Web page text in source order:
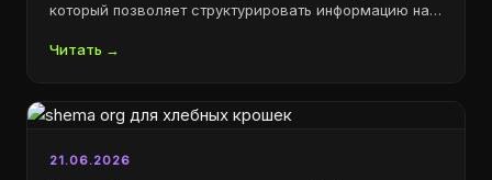
который позволяет структурировать информацию на…
Читать →
21.06.2026